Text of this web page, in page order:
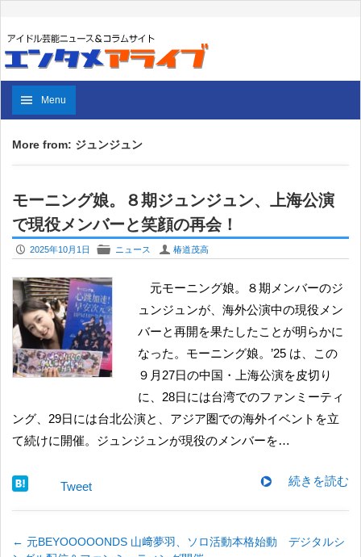
Menu
More from: ジュンジュン
モーニング娘。８期ジュンジュン、上海公演
で現役メンバーと笑顔の再会！
P 2025年10月1日 F ニュース U 椿道茂高
元モーニング娘。８期メンバーのジ
ュンジュンが、海外公演中の現役メン
バーと再開を果たしたことが明らかに
なった。モーニング娘。’25 は、この
９月27日の中国・上海公演を皮切り
に、28日には台湾でのファンミーティ
ング、29日には台北公演と、アジア圏での海外イベントを立
て続けに開催。ジュンジュンが現役のメンバーを…
続きを読む
Tweet
← 元BEYOOOOONDS 山﨑夢羽、ソロ活動本格始動 デジタルシ